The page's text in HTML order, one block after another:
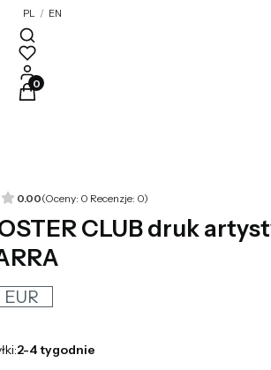
PL / EN
Produkty w koszyku: 0. Zobacz szczegóły
0.00(Oceny: 0 Recenzje: 0)
CLUB druk
EUR
2-4 tygodnie